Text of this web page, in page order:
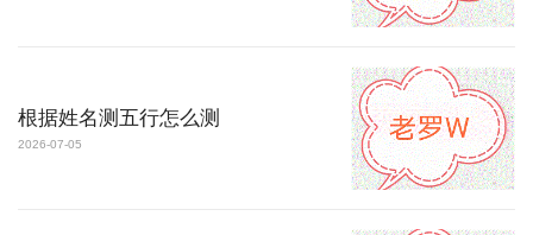
根据姓名测五行怎么测
2026-07-05